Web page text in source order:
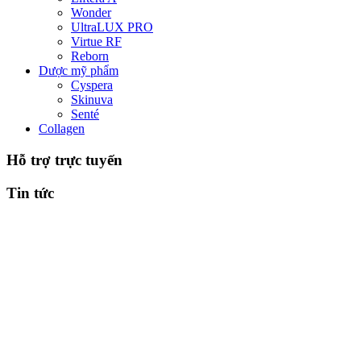
Wonder
UltraLUX PRO
Virtue RF
Reborn
Dược mỹ phẩm
Cyspera
Skinuva
Senté
Collagen
Hỗ trợ trực tuyến
Tin tức